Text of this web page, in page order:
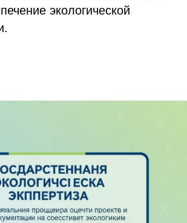
экологической